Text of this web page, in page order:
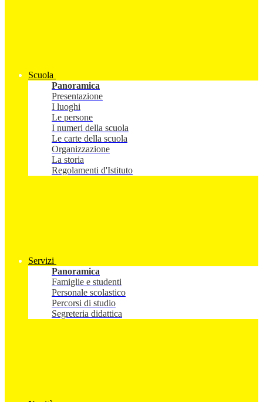
Scuola
Panoramica
Presentazione
I luoghi
Le persone
I numeri della scuola
Le carte della scuola
Organizzazione
La storia
Regolamenti d'Istituto
Servizi
Panoramica
Famiglie e studenti
Personale scolastico
Percorsi di studio
Segreteria didattica